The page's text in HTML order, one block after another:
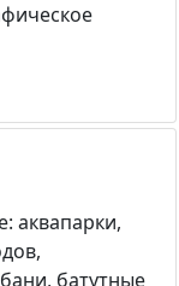
аквапарки,
,
бани, батутные